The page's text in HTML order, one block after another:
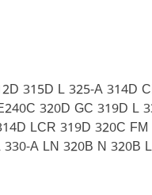
315D L 325-A 314D
320D GC 319D L
LCR 319D 320C
A LN 320B N 320B